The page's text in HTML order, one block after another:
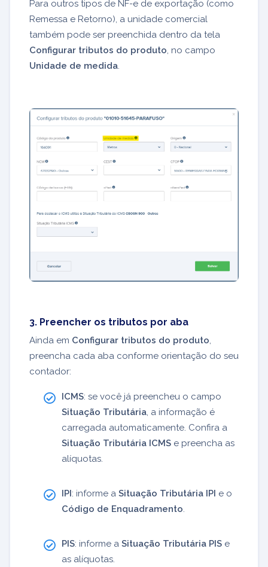
Para outros tipos de NF-e de exportação (como
Remessa e Retorno), a unidade comercial
também pode ser preenchida dentro da tela
Configurar tributos do produto , no campo
Unidade de medida
3. Preencher os tributos por aba
Ainda em Configurar tributos do produto,
preencha cada aba conforme orientação do seu
contador:
ICMS: se você já preencheu o campo
Situação Tributária, a informação é
carregada automaticamente. Confira a
Situação Tributária ICMS e preencha as
alíquotas.
IPI: informe a Situação Tributária IPI e o
Código de Enquadramento.
PIS: informe a Situação Tributária PIS e
as alíquotas.